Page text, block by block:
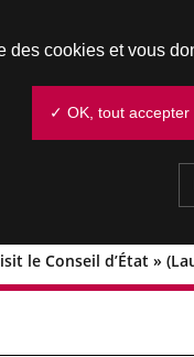
le Conseil d’État »
saisit le
des cookies et vous
✓ OK, tout accepter